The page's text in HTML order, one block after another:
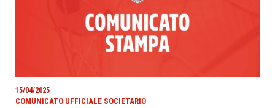
15/04/2025
COMUNICATO UFFICIALE SOCIETARIO